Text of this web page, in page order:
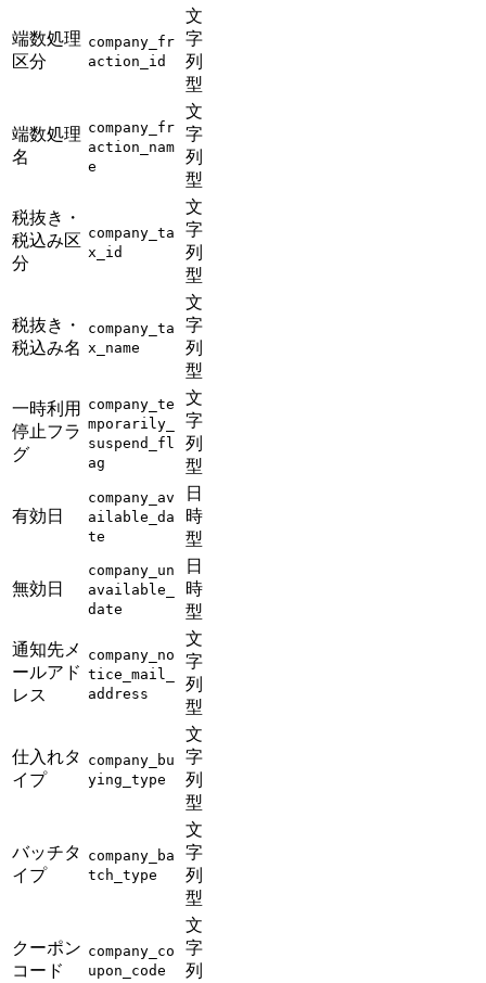
端数処理
区分
company_fr
action_id
文
字
列
型
端数処理
名
company_fr
action_nam
e
文
字
列
型
税抜き・
税込み区
分
company_ta
x_id
文
字
列
型
税抜き・
税込み名
company_ta
x_name
文
字
列
型
一時利用
停止フラ
グ
company_te
mporarily_
suspend_fl
ag
文
字
列
型
有効日
company_av
ailable_da
te
日
時
型
無効日
company_un
available_
date
日
時
型
通知先メ
ールアド
レス
company_no
tice_mail_
address
文
字
列
型
仕入れタ
イプ
company_bu
ying_type
文
字
列
型
バッチタ
イプ
company_ba
tch_type
文
字
列
型
クーポン
コード
company_co
upon_code
文
字
列